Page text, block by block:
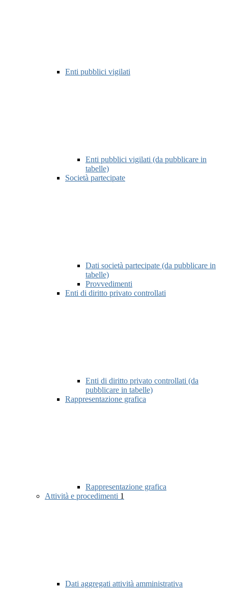
Enti pubblici vigilati
Enti pubblici vigilati (da pubblicare in
tabelle)
Società partecipate
Dati società partecipate (da pubblicare in
tabelle)
Provvedimenti
Enti di diritto privato controllati
Enti di diritto privato controllati (da
pubblicare in tabelle)
Rappresentazione grafica
Rappresentazione grafica
Attività e procedimenti 1
Dati aggregati attività amministrativa